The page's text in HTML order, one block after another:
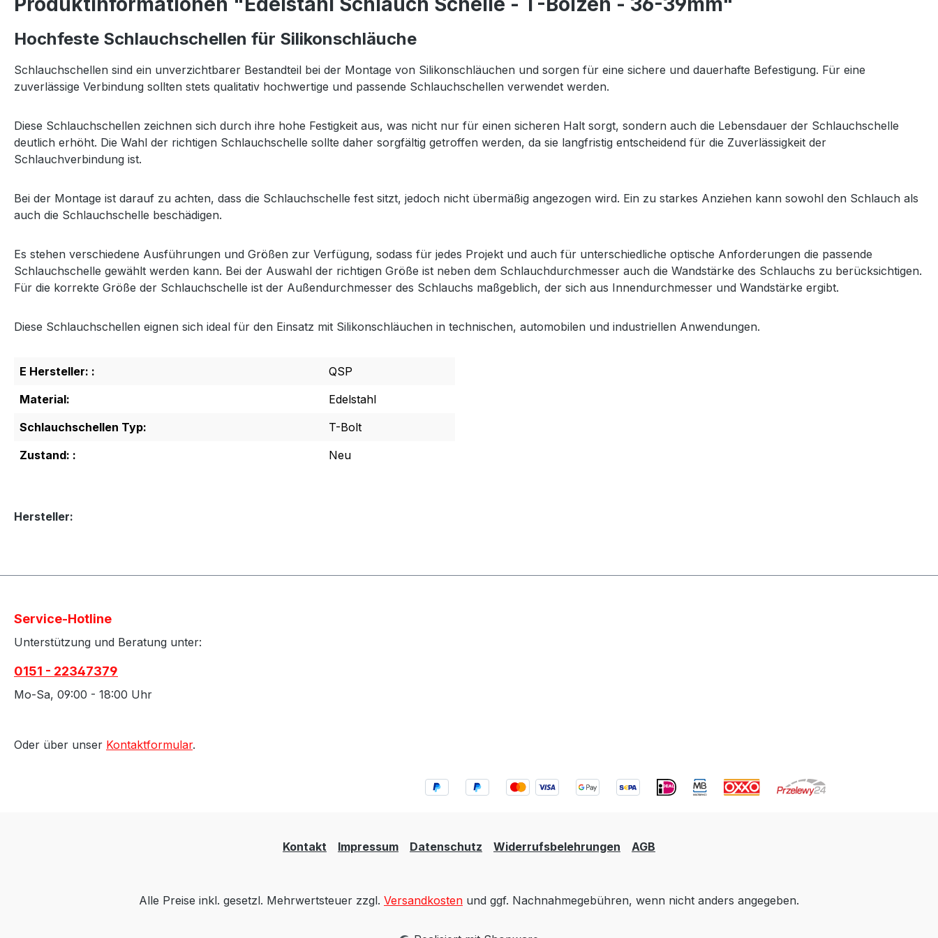
Hochfeste Schlauchschellen für Silikonschläuche
Schlauchschellen sind ein unverzichtbarer Bestandteil bei der Montage von Silikonschläuchen und sorgen für eine sichere und dauerhafte Befestigung. Für eine
zuverlässige Verbindung sollten stets qualitativ hochwertige und passende Schlauchschellen verwendet werden.
Diese Schlauchschellen zeichnen sich durch ihre hohe Festigkeit aus, was nicht nur für einen sicheren Halt sorgt, sondern auch die Lebensdauer der Schlauchschelle
deutlich erhöht. Die Wahl der richtigen Schlauchschelle sollte daher sorgfältig getroffen werden, da sie langfristig entscheidend für die Zuverlässigkeit der
Schlauchverbindung ist.
Bei der Montage ist darauf zu achten, dass die Schlauchschelle fest sitzt, jedoch nicht übermäßig angezogen wird. Ein zu starkes Anziehen kann sowohl den Schlauch als
auch die Schlauchschelle beschädigen.
Es stehen verschiedene Ausführungen und Größen zur Verfügung, sodass für jedes Projekt und auch für unterschiedliche optische Anforderungen die passende
Schlauchschelle gewählt werden kann. Bei der Auswahl der richtigen Größe ist neben dem Schlauchdurchmesser auch die Wandstärke des Schlauchs zu berücksichtigen.
Für die korrekte Größe der Schlauchschelle ist der Außendurchmesser des Schlauchs maßgeblich, der sich aus Innendurchmesser und Wandstärke ergibt.
Diese Schlauchschellen eignen sich ideal für den Einsatz mit Silikonschläuchen in technischen, automobilen und industriellen Anwendungen.
E Hersteller: :
QSP
Material:
Edelstahl
Schlauchschellen Typ:
T-Bolt
Zustand: :
Neu
Hersteller:
Service-Hotline
Unterstützung und Beratung unter:
0151 - 22347379
Mo-Sa, 09:00 - 18:00 Uhr
Oder über unser Kontaktformular.
Kontakt Impressum Datenschutz Widerrufsbelehrungen AGB
Alle Preise inkl. gesetzl. Mehrwertsteuer zzgl. Versandkosten und ggf. Nachnahmegebühren, wenn nicht anders angegeben.